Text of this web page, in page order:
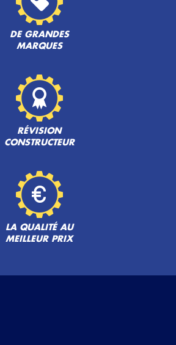
DE GRANDES
MARQUES
RÉVISION
CONSTRUCTEUR
LA QUALITÉ AU
MEILLEUR PRIX